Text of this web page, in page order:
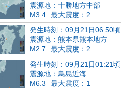
震源地：十勝地方中部
M3.4
最大震度：2
発生時刻：09月21日06:50頃
震源地：熊本県熊本地方
M2.7
最大震度：2
発生時刻：09月21日01:21頃
震源地：鳥島近海
M6.3
最大震度：1